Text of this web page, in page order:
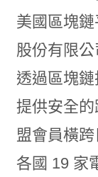
美國區塊
股份有限
透過區塊鏈
提供安全
盟會員橫
各國 19 家